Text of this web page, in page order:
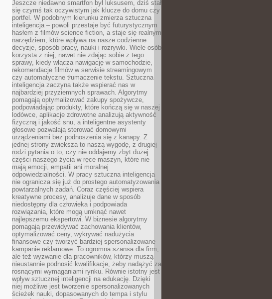
Jeszcze niedawno smartfon był luksusem, dziś stał
się czymś tak oczywistym jak klucze do domu czy
portfel. W podobnym kierunku zmierza sztuczna
inteligencja – powoli przestaje być futurystycznym
hasłem z filmów science fiction, a staje się realnym
narzędziem, które wpływa na nasze codzienne
decyzje, sposób pracy, nauki i rozrywki. Wiele osób
korzysta z niej, nawet nie zdając sobie z tego
sprawy, kiedy włącza nawigację w samochodzie,
rekomendacje filmów w serwisie streamingowym
czy automatyczne tłumaczenie tekstu. Sztuczna
inteligencja zaczyna także wspierać nas w
najbardziej przyziemnych sprawach. Algorytmy
pomagają optymalizować zakupy spożywcze,
podpowiadając produkty, które kończą się w naszej
lodówce, aplikacje zdrowotne analizują aktywność
fizyczną i jakość snu, a inteligentne asystenty
głosowe pozwalają sterować domowymi
urządzeniami bez podnoszenia się z kanapy. Z
jednej strony zwiększa to naszą wygodę, z drugiej
rodzi pytania o to, czy nie oddajemy zbyt dużej
części naszego życia w ręce maszyn, które nie
mają emocji, empatii ani moralnej
odpowiedzialności. W pracy sztuczna inteligencja
nie ogranicza się już do prostego automatyzowania
powtarzalnych zadań. Coraz częściej wspiera
kreatywne procesy, analizuje dane w sposób
niedostępny dla człowieka i podpowiada
rozwiązania, które mogą umknąć nawet
najlepszemu ekspertowi. W biznesie algorytmy
pomagają przewidywać zachowania klientów,
optymalizować ceny, wykrywać nadużycia
finansowe czy tworzyć bardziej spersonalizowane
kampanie reklamowe. To ogromna szansa dla firm,
ale też wyzwanie dla pracowników, którzy muszą
nieustannie podnosić kwalifikacje, żeby nadążyć za
rosnącymi wymaganiami rynku. Równie istotny jest
wpływ sztucznej inteligencji na edukację. Dzięki
niej możliwe jest tworzenie spersonalizowanych
ścieżek nauki, dopasowanych do tempa i stylu